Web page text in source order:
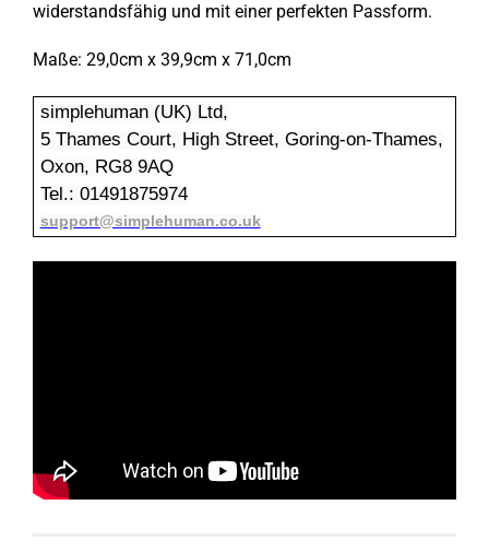
widerstandsfähig und mit einer perfekten Passform.
Maße: 29,0cm x 39,9cm x 71,0cm
simplehuman (UK) Ltd,
5 Thames Court, High Street, Goring-on-Thames,
Oxon, RG8 9AQ
Tel.: 01491875974
support@simplehuman.co.uk